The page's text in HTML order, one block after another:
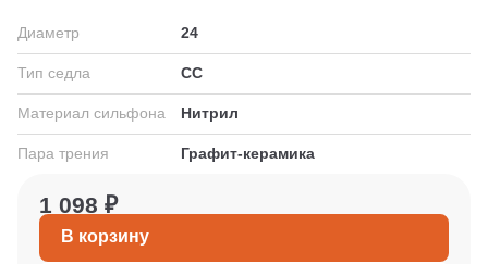
Диаметр 24
Тип седла СС
Материал сильфона Нитрил
Пара трения Графит-керамика
1 098 ₽
В корзину